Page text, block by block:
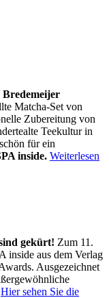
Bredemeijer
Matcha-Set von
Zubereitung von
Teekultur in
für ein
inside. Weiterlesen
gekürt! Zum 11.
inside aus dem Verlag
Ausgezeichnet
Hier sehen Sie die